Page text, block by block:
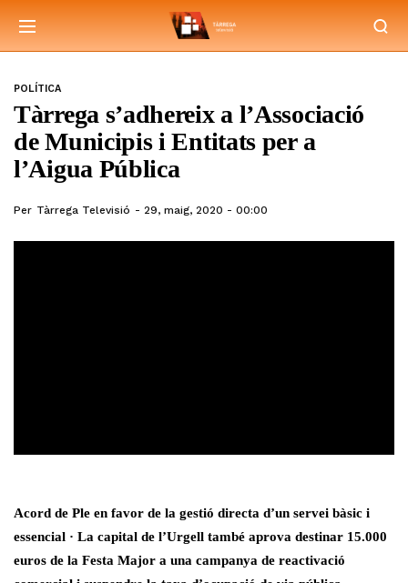
POLÍTICA
Tàrrega s’adhereix a l’Associació
de Municipis i Entitats per a
l’Aigua Pública
Per Tàrrega Televisió 29, maig, 2020 - 00:00
Acord de Ple en favor de la gestió directa d’un servei bàsic i
essencial · La capital de l’Urgell també aprova destinar 15.000
euros de la Festa Major a una campanya de reactivació